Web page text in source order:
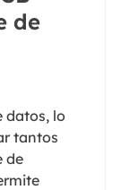
de
datos, lo
tantos
de